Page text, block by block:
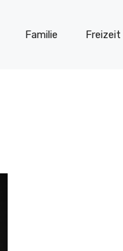
Familie Freizeit